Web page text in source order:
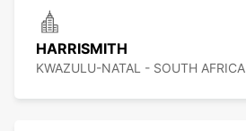
HARRISMITH
KWAZULU-NATAL - SOUTH AFRICA